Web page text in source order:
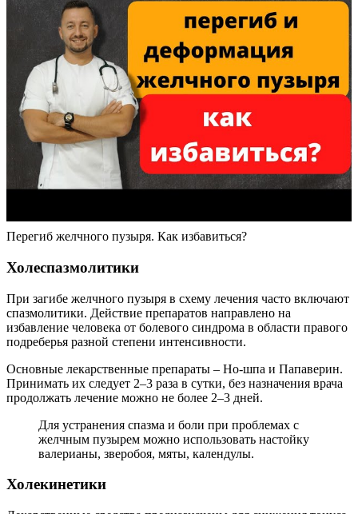
Перегиб желчного пузыря. Как избавиться?
Холеспазмолитики
При загибе желчного пузыря в схему лечения часто включают
спазмолитики. Действие препаратов направлено на
избавление человека от болевого синдрома в области правого
подреберья разной степени интенсивности.
Основные лекарственные препараты – Но-шпа и Папаверин.
Принимать их следует 2–3 раза в сутки, без назначения врача
продолжать лечение можно не более 2–3 дней.
Для устранения спазма и боли при проблемах с
желчным пузырем можно использовать настойку
валерианы, зверобоя, мяты, календулы.
Холекинетики